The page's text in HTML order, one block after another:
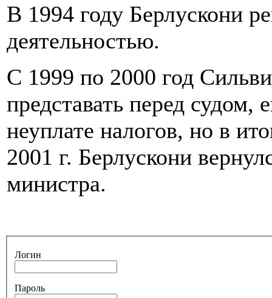
В 1994 году Берлускони
деятельностью.
С 1999 по 2000 год
представать перед судом,
неуплате налогов, но в
2001 г. Берлускони
министра.
Логин
Пароль